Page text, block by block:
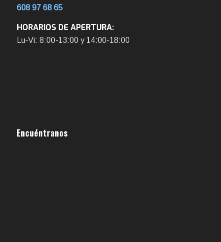
608 97 68 65
HORARIOS DE APERTURA:
Lu-Vi: 8:00-13:00 y 14:00-18:00
Encuéntranos